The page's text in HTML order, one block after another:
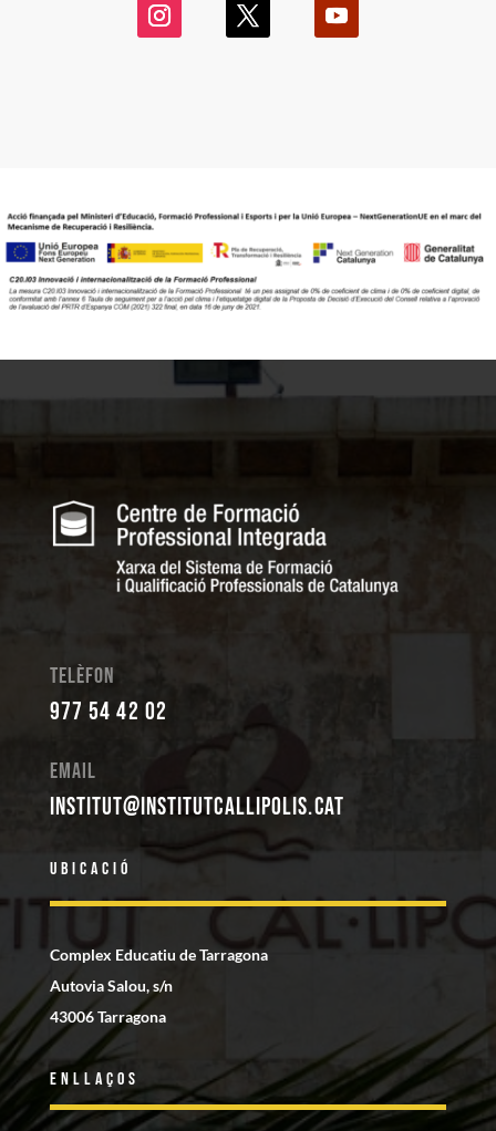
Telèfon
977 54 42 02
Email
institut@institutcallipolis.cat
Ubicació
Complex Educatiu de Tarragona
Autovia Salou, s/n
43006 Tarragona
Enllaços